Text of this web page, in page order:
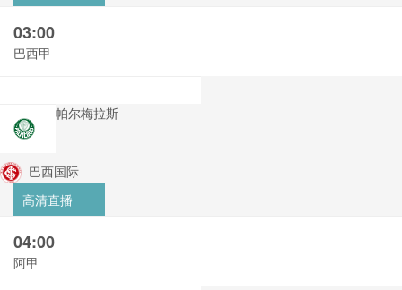
03:00
巴西甲
帕尔梅拉斯
巴西国际
高清直播
04:00
阿甲